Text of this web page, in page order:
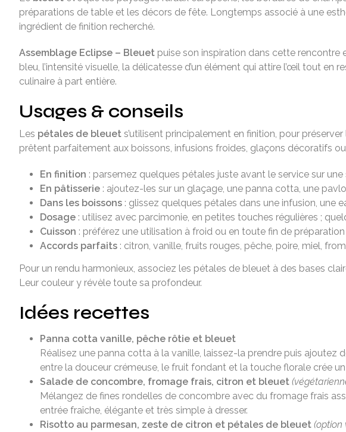
préparations de table et les décors de fête. Longtemps associé à une
ingrédient de finition recherché.
Assemblage Eclipse – Bleuet puise son inspiration dans cette rencontre
bleu, l’intensité visuelle, la délicatesse d’un élément qui attire l’œil tout
culinaire à part entière.
Usages & conseils
Les pétales de bleuet s’utilisent principalement en finition, pour
prêtent parfaitement aux boissons, infusions froides, glaçons décoratifs
En finition : parsemez quelques pétales juste avant le service sur
En pâtisserie : ajoutez-les sur un glaçage, une panna cotta, une
Dans les boissons : glissez quelques pétales dans une infusion, une
Dosage : utilisez avec parcimonie, en petites touches régulières ;
Cuisson : préférez une utilisation à froid ou en toute fin de
Accords parfaits : citron, vanille, fruits rouges, pêche, poire, miel,
Pour un rendu harmonieux, associez les pétales de bleuet à des bases
Leur couleur y révèle toute sa profondeur.
Idées recettes
Panna cotta vanille, pêche rôtie et bleuet
Réalisez une panna cotta à la vanille, laissez-la prendre puis ajoutez
entre la douceur crémeuse, le fruit fondant et la touche florale crée
Salade de concombre, fromage frais, citron et bleuet
Mélangez de fines rondelles de concombre avec du fromage frais
entrée fraîche, élégante et très simple à dresser.
Risotto au parmesan, zeste de citron et pétales de bleuet (option